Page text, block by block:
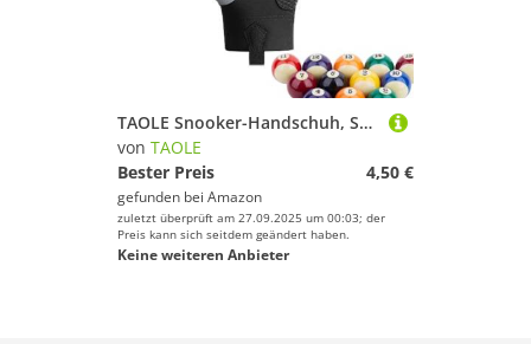
TAOLE Snooker-Handschuh, Snooker-Handschuhe, linke und rechte Hand, Billard-Handschuh, 3-Finger-Billardhandschuh, geeignet für Pool-Spiel/Snooker/Karom-Spiel
von TAOLE
Bester Preis
4,50 €
gefunden bei Amazon
zuletzt überprüft am 27.09.2025 um 00:03; der
Preis kann sich seitdem geändert haben.
Keine weiteren Anbieter